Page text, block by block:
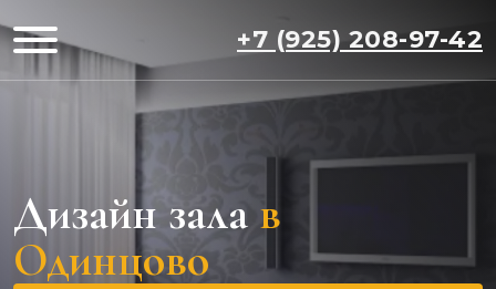
+7 (925) 208-97-42
Дизайн зала в
Одинцово